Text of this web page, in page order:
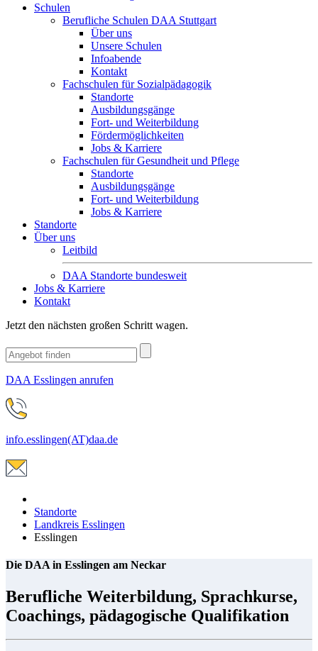
Schulen
Berufliche Schulen DAA Stuttgart
Über uns
Unsere Schulen
Infoabende
Kontakt
Fachschulen für Sozialpädagogik
Standorte
Ausbildungsgänge
Fort- und Weiterbildung
Fördermöglichkeiten
Jobs & Karriere
Fachschulen für Gesundheit und Pflege
Standorte
Ausbildungsgänge
Fort- und Weiterbildung
Jobs & Karriere
Standorte
Über uns
Leitbild
DAA Standorte bundesweit
Jobs & Karriere
Kontakt
Jetzt den nächsten großen Schritt wagen.
DAA Esslingen anrufen
info.esslingen(AT)daa.de
Standorte
Landkreis Esslingen
Esslingen
Die DAA in Esslingen am Neckar
Berufliche Weiterbildung, Sprachkurse,
Coachings, pädagogische Qualifikation